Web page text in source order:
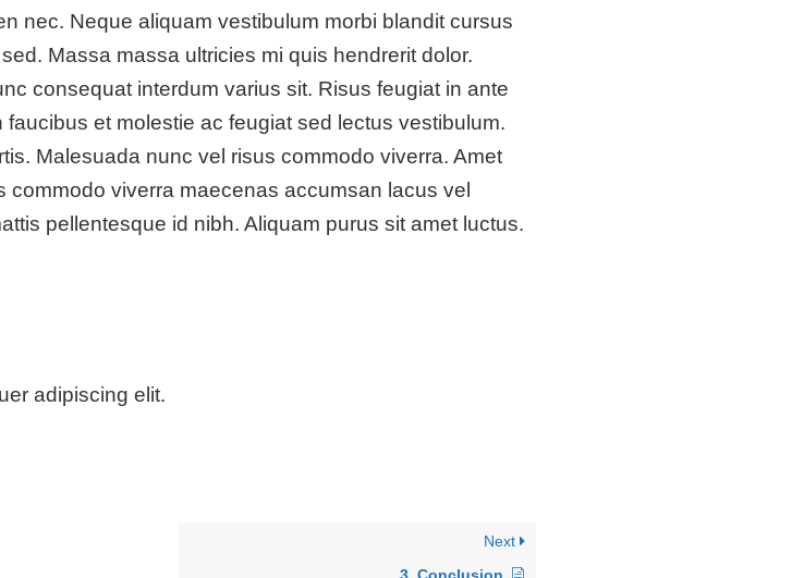
nec. Neque aliquam vestibulum morbi blandit cursus
Massa massa ultricies mi quis hendrerit dolor.
consequat interdum varius sit. Risus feugiat in ante
et molestie ac feugiat sed lectus vestibulum.
Malesuada nunc vel risus commodo viverra. Amet
commodo viverra maecenas accumsan lacus vel
pellentesque id nibh. Aliquam purus sit amet luctus.
adipiscing elit.
Next